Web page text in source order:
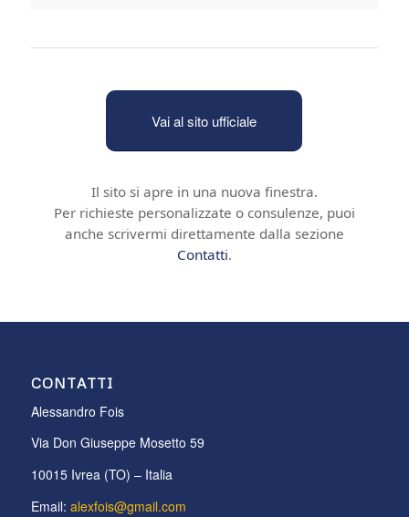
Vai al sito ufficiale
Il sito si apre in una nuova finestra.
Per richieste personalizzate o consulenze, puoi
anche scrivermi direttamente dalla sezione
Contatti.
CONTATTI
Alessandro Fois
Via Don Giuseppe Mosetto 59
10015 Ivrea (TO) – Italia
Email: alexfois@gmail.com